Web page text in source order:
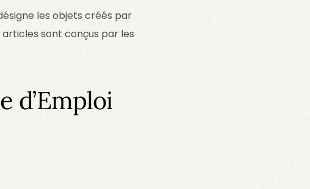
les objets créés par
sont conçus par les
d’Emploi